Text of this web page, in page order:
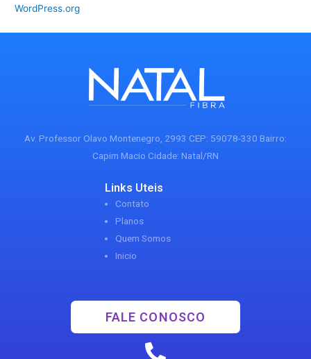
WordPress.org
Av. Professor Olavo Montenegro, 2993 CEP: 59078-330 Bairro:
Capim Macio Cidade: Natal/RN
Links Uteis
Contato
Planos
Quem Somos
Inicio
FALE CONOSCO